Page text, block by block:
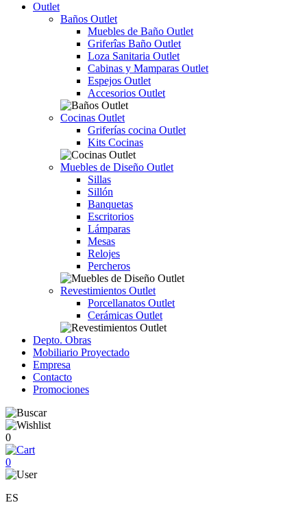
Outlet
Baños Outlet
Muebles de Baño Outlet
Griferîas Baño Outlet
Loza Sanitaria Outlet
Cabinas y Mamparas Outlet
Espejos Outlet
Accesorios Outlet
Cocinas Outlet
Griferías cocina Outlet
Kits Cocinas
Muebles de Diseño Outlet
Sillas
Sillón
Banquetas
Escritorios
Lámparas
Mesas
Relojes
Percheros
Revestimientos Outlet
Porcellanatos Outlet
Cerámicas Outlet
Depto. Obras
Mobiliario Proyectado
Empresa
Contacto
Promociones
0
0
ES